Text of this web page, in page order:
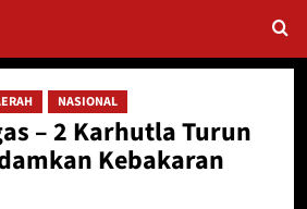
NASIONAL
– 2 Karhutla Turun
Kebakaran